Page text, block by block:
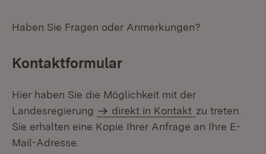
Haben Sie Fragen oder Anmerkungen?
Kontaktformular
Hier haben Sie die Möglichkeit mit der
Landesregierung
direkt in Kontakt zu treten.
Sie erhalten eine Kopie Ihrer Anfrage an Ihre E-
Mail-Adresse.